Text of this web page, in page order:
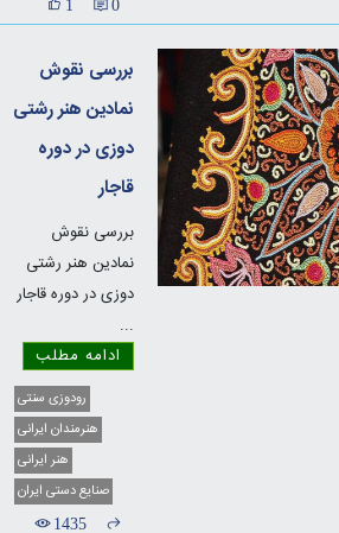
بررسی نقوش
نمادین هنر رشتی
دوزی در دوره
قاجار
بررسی نقوش
نمادین هنر رشتی
دوزی در دوره قاجار
ادامه مطلب
رودوزی سنتی
هنرمندان ایرانی
هنر ایرانی
صنایع دستی ایران
1435